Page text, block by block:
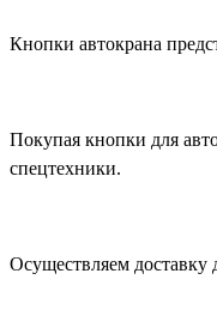
Кнопки автокрана
Покупая кнопки для
спецтехники.
Осуществляем доставку